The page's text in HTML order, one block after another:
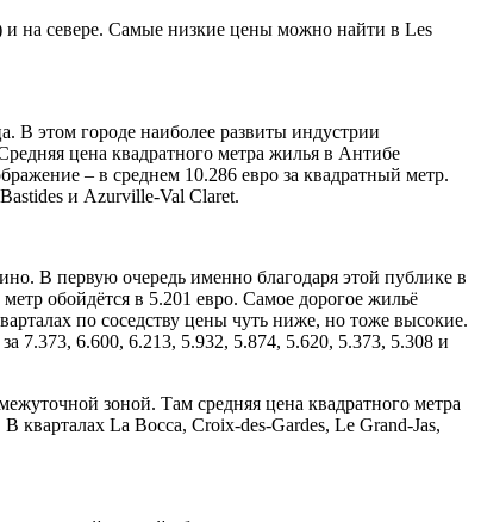
и на севере. Самые низкие цены можно найти в Les
В этом городе наиболее развиты индустрии
цена квадратного метра жилья в Антибе
– в среднем 10.286 евро за квадратный метр.
и Azurville-Val Claret.
В первую очередь именно благодаря этой публике в
обойдётся в 5.201 евро. Самое дорогое жильё
по соседству цены чуть ниже, но тоже высокие.
7.373, 6.600, 6.213, 5.932, 5.874, 5.620, 5.373, 5.308 и
зоной. Там средняя цена квадратного метра
кварталах La Bocca, Croix-des-Gardes, Le Grand-Jas,